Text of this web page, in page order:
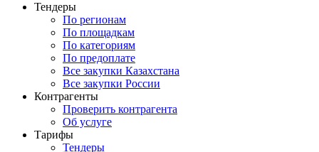
Тендеры
По регионам
По площадкам
По категориям
По предоплате
Все закупки Казахстана
Все закупки России
Контрагенты
Проверить контрагента
Об услуге
Тарифы
Тендеры